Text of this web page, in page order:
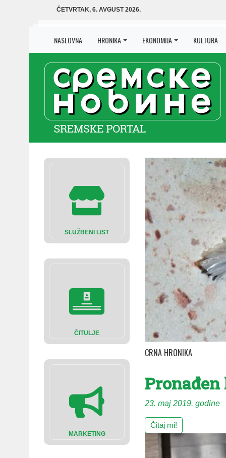
ČETVRTAK, 6. AVGUST 2026.
NASLOVNA HRONIKA EKONOMIJA KULTURA
SLUŽBENI LIST
ČITULJE
MARKETING
CRNA HRONIKA
23. maj 2019. godine
Čitaj mi!